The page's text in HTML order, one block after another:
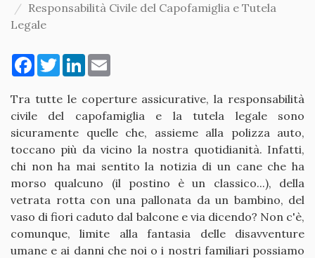
Responsabilità Civile del Capofamiglia e Tutela
Legale
Facebook
TwitterLinkedIn
Tra tutte le coperture assicurative, la responsabilità
civile del capofamiglia e la tutela legale sono
sicuramente quelle che, assieme alla polizza auto,
toccano più da vicino la nostra quotidianità. Infatti,
chi non ha mai sentito la notizia di un cane che ha
morso qualcuno (il postino è un classico...), della
vetrata rotta con una pallonata da un bambino, del
vaso di fiori caduto dal balcone e via dicendo? Non c'è,
comunque, limite alla fantasia delle disavventure
umane e ai danni che noi o i nostri familiari possiamo